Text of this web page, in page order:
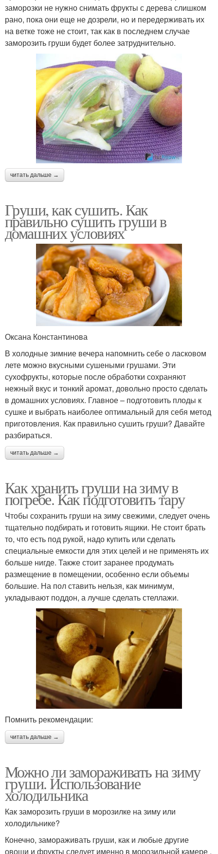
заморозки не нужно снимать фрукты с дерева слишком
рано, пока они еще не дозрели, но и передерживать их
на ветке тоже не стоит, так как в последнем случае
заморозить груши будет более затруднительно.
читать дальше →
Груши, как сушить. Как
правильно сушить груши в
домашних условиях
Оксана Константинова
В холодные зимние вечера напомнить себе о ласковом
лете можно вкусными сушеными грушами. Эти
сухофрукты, которые после обработки сохраняют
нежный вкус и тонкий аромат, довольно просто сделать
в домашних условиях. Главное – подготовить плоды к
сушке и выбрать наиболее оптимальный для себя метод
приготовления. Как правильно сушить груши? Давайте
разбираться.
читать дальше →
Как хранить груши на зиму в
погребе. Как подготовить тару
Чтобы сохранить груши на зиму свежими, следует очень
тщательно подбирать и готовить ящики. Не стоит брать
то, что есть под рукой, надо купить или сделать
специальные емкости для этих целей и не применять их
больше нигде. Также стоит заранее продумать
размещение в помещении, особенно если объемы
большие. На пол ставить нельзя, как минимум,
укладывают поддон, а лучше сделать стеллажи.
Помнить рекомендации:
читать дальше →
Можно ли замораживать на зиму
груши. Использование
холодильника
Как заморозить груши в морозилке на зиму или
холодильнике?
Конечно, замораживать груши, как и любые другие
овощи и фрукты следует именно в морозильной камере ,